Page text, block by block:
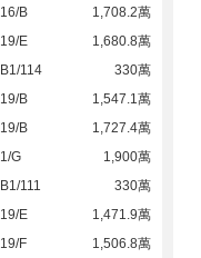
16/B
1,708.2萬
19/E
1,680.8萬
B1/114
330萬
19/B
1,547.1萬
19/B
1,727.4萬
1/G
1,900萬
B1/111
330萬
19/E
1,471.9萬
19/F
1,506.8萬